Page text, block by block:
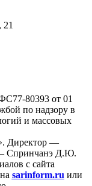
21
80393 от 01
по надзору в
и массовых
Директор —
Спринчанэ Д.Ю.
с сайта
sarinform.ru или